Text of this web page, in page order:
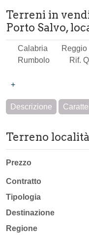
Terreni in
Porto Salvo,
Calabria
Rumbolo
Rif.
+
Descrizione
Terreno
Prezzo
Contratto
Tipologia
Destinazione
Regione